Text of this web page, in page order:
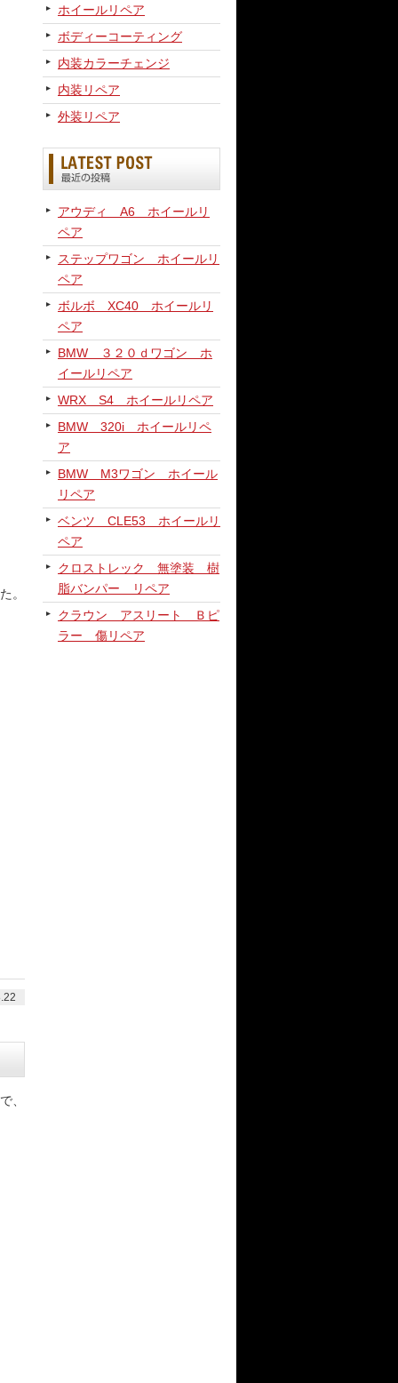
。
、
ホイールリペア
ボディーコーティング
内装カラーチェンジ
内装リペア
外装リペア
アウディ A6 ホイールリ
ペア
ステップワゴン ホイールリ
ペア
ボルボ XC40 ホイールリ
ペア
BMW ３２０ｄワゴン ホ
イールリペア
WRX S4 ホイールリペア
BMW 320i ホイールリペ
ア
BMW M3ワゴン ホイール
リペア
ベンツ CLE53 ホイールリ
ペア
クロストレック 無塗装 樹
脂バンパー リペア
クラウン アスリート Ｂピ
ラー 傷リペア